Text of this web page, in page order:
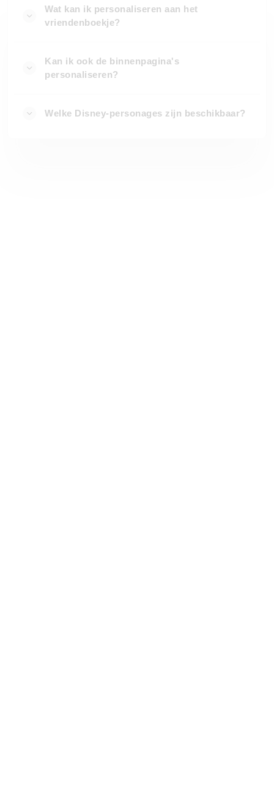
Wat kan ik personaliseren aan het
vriendenboekje?
Kan ik ook de binnenpagina's
personaliseren?
Welke Disney-personages zijn beschikbaar?